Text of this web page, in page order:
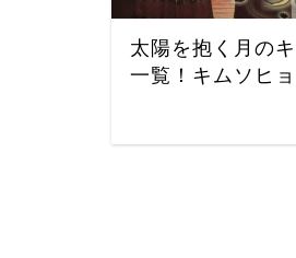
太陽を抱く月の
一覧！キムソヒ